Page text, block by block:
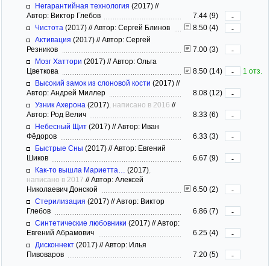
Негарантийная технология (2017) //
Автор: Виктор Глебов
7.44 (9)
-
Чистота (2017) //Автор: Сергей Блинов 8.50 (4)
-
Активация (2017) //Автор: Сергей
Резников
7.00 (3)
-
Мозг Хаттори (2017) //Автор: Ольга
Цветкова
8.50 (14) -
1 отз.
Высокий замок из слоновой кости (2017) //
Автор: Андрей Миллер
8.08 (12)
-
Узник Ахерона (2017) , написано в 2016 //
Автор: Род Велич
8.33 (6)
-
Небесный Щит (2017) //Автор: Иван
Фёдоров
6.33 (3)
-
Быстрые Сны (2017) //Автор: Евгений
Шиков
6.67 (9)
-
Как-то вышла Мариетта…
(2017)
написано в 2017 //Автор: Алексей
Николаевич Донской
6.50 (2)
-
Стерилизация (2017) //Автор: Виктор
Глебов
6.86 (7)
-
Синтетические любовники (2017) //Автор:
Евгений Абрамович
6.25 (4)
-
Дисконнект (2017) //Автор: Илья
Пивоваров
7.20 (5) -